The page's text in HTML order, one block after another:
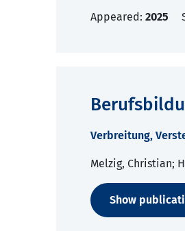
Appeared: 2025
Verbreitung,
Melzig, Christian;
Show